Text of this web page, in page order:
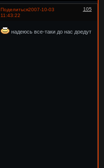
Поделиться 105
2007-10-03
11:43:22
надеюсь все-таки до нас доедут